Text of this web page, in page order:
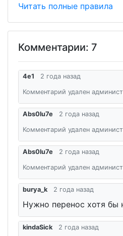
Читать полные правила
Комментарии: 7
4e1 2 года назад
Комментарий удален
Abs0lu7e 2 года назад
Комментарий удален
Abs0lu7e 2 года назад
Комментарий удален
burya_k 2 года назад
Нужно перенос хотя бы
kindaSick 2 года назад